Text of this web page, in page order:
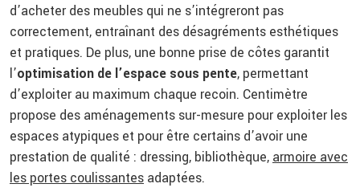
d’acheter des meubles qui ne s’intégreront pas
correctement, entraînant des désagréments esthétiques
et pratiques. De plus, une bonne prise de côtes garantit
l’optimisation de l’espace sous pente, permettant
d’exploiter au maximum chaque recoin. Centimètre
propose des aménagements sur-mesure pour exploiter les
espaces atypiques et pour être certains d’avoir une
prestation de qualité : dressing, bibliothèque, armoire avec
les portes coulissantes adaptées.